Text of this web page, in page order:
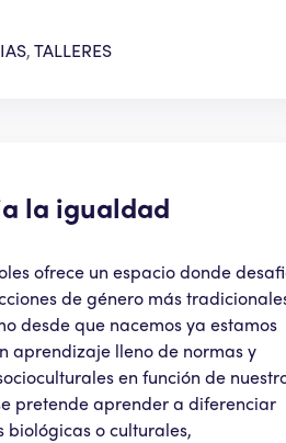
,TALLERES
la igualdad
ofrece un espacio donde
de género más
desde que nacemos ya estamos
aprendizaje lleno de normas y
en función de
pretende aprender a diferenciar
o culturales,